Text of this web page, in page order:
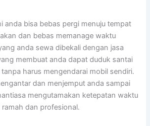
anda bisa bebas pergi menuju tempat
dan bebas memanage waktu
anda sewa dibekali dengan jasa
membuat anda dapat duduk santai
harus mengendarai mobil sendiri.
dan menjemput anda sampai
mengutamakan ketepatan waktu
dan profesional.